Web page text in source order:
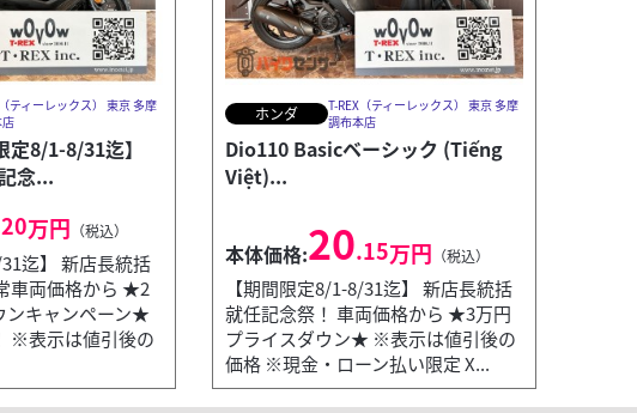
ティーレックス） 東京 多摩
定8/1-8/31迄】
念...
万円 （税込）
迄】 新店長統括
車両価格から ★2
ンキャンペーン★
※表示は値引後の
ホンダ
T-REX（ティーレックス） 東京 多摩
調布本店
Dio110 Basicベーシック (Tiếng
Việt)...
本体価格:20.15万円 （税込）
【期間限定8/1-8/31迄】 新店長統括
就任記念祭！ 車両価格から ★3万円
プライスダウン★ ※表示は値引後の
価格 ※現金・ローン払い限定 X...